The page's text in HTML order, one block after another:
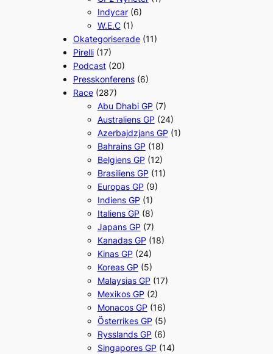
Indycar(6)
W.E.C(1)
Okategoriserade(11)
Pirelli(17)
Podcast(20)
Presskonferens(6)
Race(287)
Abu Dhabi GP (7)
Australiens GP (24)
Azerbajdzjans GP (1)
Bahrains GP (18)
Belgiens GP (12)
Brasiliens GP (11)
Europas GP (9)
Indiens GP (1)
Italiens GP (8)
Japans GP (7)
Kanadas GP (18)
Kinas GP (24)
Koreas GP (5)
Malaysias GP (17)
Mexikos GP (2)
Monacos GP (16)
Österrikes GP (5)
Rysslands GP (6)
Singapores GP (14)